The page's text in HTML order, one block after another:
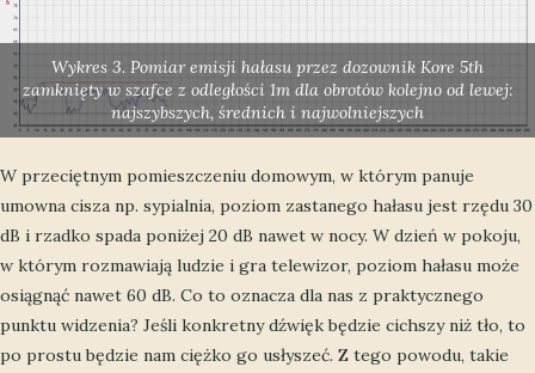
Wykres 3. Pomiar emisji hałasu przez dozownik Kore 5th
zamknięty w szafce z odległości 1m dla obrotów kolejno od lewej:
najszybszych, średnich i najwolniejszych
W przeciętnym pomieszczeniu domowym, w którym panuje
umowna cisza np. sypialnia, poziom zastanego hałasu jest rzędu 30
dB i rzadko spada poniżej 20 dB nawet w nocy. W dzień w pokoju,
w którym rozmawiają ludzie i gra telewizor, poziom hałasu może
osiągnąć nawet 60 dB. Co to oznacza dla nas z praktycznego
punktu widzenia? Jeśli konkretny dźwięk będzie cichszy niż tło, to
po prostu będzie nam ciężko go usłyszeć. Z tego powodu, takie